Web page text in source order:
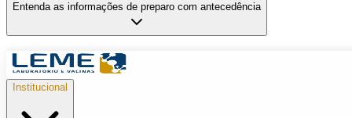
Entenda as informações de preparo com antecedência
Institucional